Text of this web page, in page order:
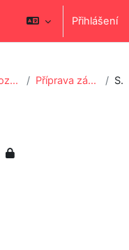
Přihlášení
CŽV - Rozšiřující studium OV-ZSV Příprava závěrečných prací (RS OV) Souhrn